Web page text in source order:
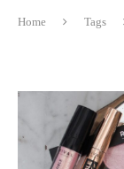
Home Tags